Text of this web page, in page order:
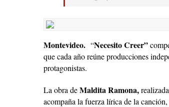
Montevideo. “Necesito Creer”
que cada año reúne producciones
protagonistas.
La obra deMaldita Ramona,
acompaña la fuerza lírica de la